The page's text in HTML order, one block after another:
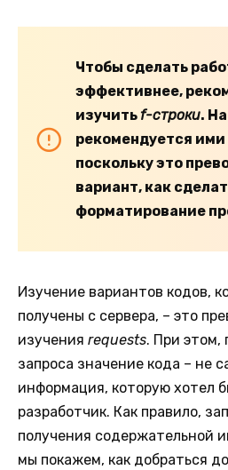
Чтобы сделать
эффективнее,
изучитьf-строки.
рекомендуется ими
поскольку это
вариант, как
форматирование
Изучение вариантов кодов,
получены с сервера, – это
изучения requests. При этом,
запроса значение кода – не
информация, которую хотел
разработчик. Как правило,
получения содержательной
мы покажем, как добраться